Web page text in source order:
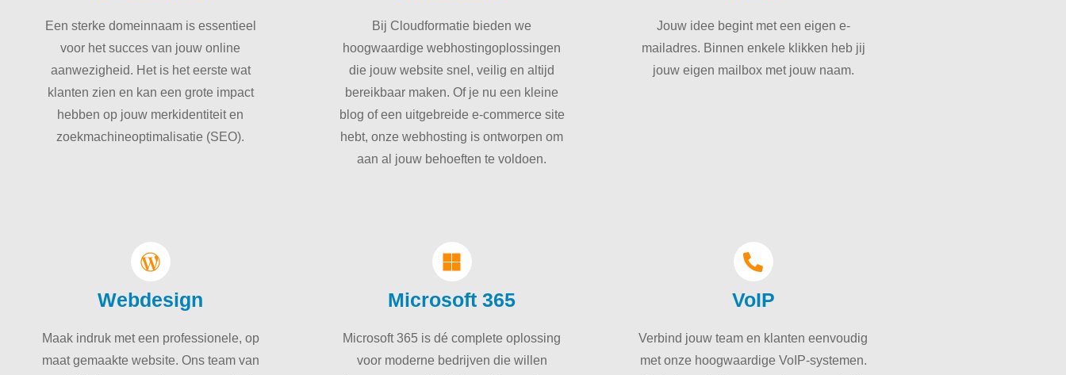
Een sterke domeinnaam is essentieel
voor het succes van jouw online
aanwezigheid. Het is het eerste wat
klanten zien en kan een grote impact
hebben op jouw merkidentiteit en
zoekmachineoptimalisatie (SEO).
Bij Cloudformatie bieden we
hoogwaardige webhostingoplossingen
die jouw website snel, veilig en altijd
bereikbaar maken. Of je nu een kleine
blog of een uitgebreide e-commerce site
hebt, onze webhosting is ontworpen om
aan al jouw behoeften te voldoen.
Jouw idee begint met een eigen e-
mailadres. Binnen enkele klikken heb jij
jouw eigen mailbox met jouw naam.
Webdesign
Maak indruk met een professionele, op
maat gemaakte website. Ons team van
Microsoft 365
Microsoft 365 is dé complete oplossing
voor moderne bedrijven die willen
VoIP
Verbind jouw team en klanten eenvoudig
met onze hoogwaardige VoIP-systemen.